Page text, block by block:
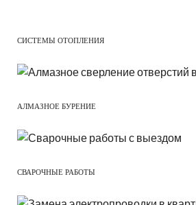
СИСТЕМЫ ОТОПЛЕНИЯ
АЛМАЗНОЕ БУРЕНИЕ
СВАРОЧНЫЕ РАБОТЫ